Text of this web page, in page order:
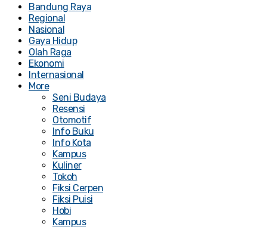
Bandung Raya
Regional
Nasional
Gaya Hidup
Olah Raga
Ekonomi
Internasional
More
Seni Budaya
Resensi
Otomotif
Info Buku
Info Kota
Kampus
Kuliner
Tokoh
Fiksi Cerpen
Fiksi Puisi
Hobi
Kampus